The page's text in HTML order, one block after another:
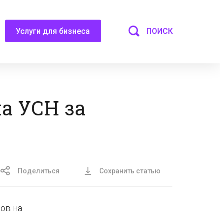
Услуги для бизнеса ПОИСК
УСН за
Поделиться Сохранить статью
на